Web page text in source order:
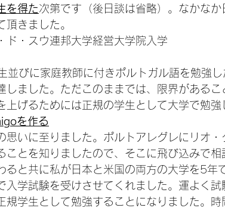
を得た次第です（後日談は省略）。なかな
頂きました。
ド・スウ連邦大学経営大学院入学
並びに家庭教師に付きポルトガル語を勉強
しました。ただこのままでは、限界があるこ
上げるためには正規の学生として大学で勉強
を作る
思いに至りました。ポルトアレグレにリオ
ことを知りましたので、そこに飛び込みで相
ると共に私が日本と米国の両方の大学を5年
入学試験を受けさせてくれました。運よく
規学生として勉強することになりました。